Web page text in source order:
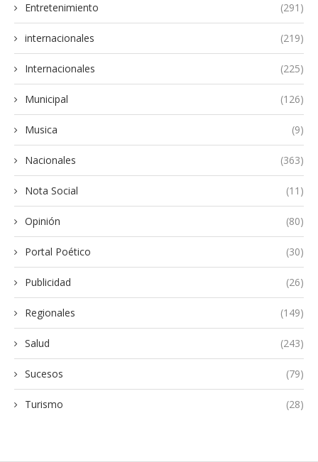
Entretenimiento (291)
internacionales (219)
Internacionales (225)
Municipal (126)
Musica (9)
Nacionales (363)
Nota Social (11)
Opinión (80)
Portal Poético (30)
Publicidad (26)
Regionales (149)
Salud (243)
Sucesos (79)
Turismo (28)